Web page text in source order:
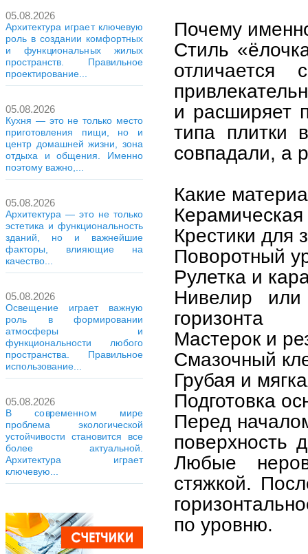
05.08.2026
Архитектура играет ключевую
роль в создании комфортных
и функциональных жилых
пространств. Правильное
проектирование...
05.08.2026
Кухня — это не только место
приготовления пищи, но и
центр домашней жизни, зона
отдыха и общения. Именно
поэтому важно,...
05.08.2026
Архитектура — это не только
эстетика и функциональность
зданий, но и важнейшие
факторы, влияющие на
качество...
05.08.2026
Освещение играет важную
роль в формировании
атмосферы и
функциональности любого
пространства. Правильное
использование...
05.08.2026
В современном мире
проблема экологической
устойчивости становится все
более актуальной.
Архитектура играет
ключевую...
Почему
Стиль
отличается
и расширяет
типа плитки
совпадали, а
Какие
Крестики для
Поворотный
Рулетка и
Нивелир
горизонта
Мастерок и
Смазочный
Грубая и
Подготовка
Перед
поверхность
Любые
стяжкой.
по уровню.